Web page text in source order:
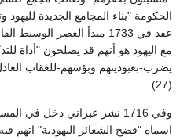
الحكومة "بناء المجامع الجديدة
عقد في 1733 مبدأ العصر
مع اليهود هو أنهم قد يصلحون "أداة
يضرب-بعبوديتهم وبؤسهم-للعقاب
(27).
وفي 1716 نشر عبراني دخل في
اسماه "فضح الشعائر اليهودية" اتهم